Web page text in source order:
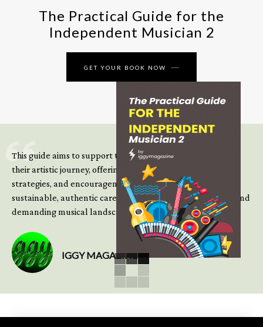
The Practical Guide for the
Independent Musician 2
GET YOUR BOOK NOW
This guide aims to support those climbing the next steps of
their artistic journey, offering practical insight, updated
strategies, and encouragement to continue building
sustainable, authentic careers in an increasingly complex and
demanding musical landscape.
IGGY MAGAZINE